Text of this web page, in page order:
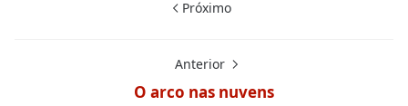
Próximo
Anterior
O arco nas nuvens